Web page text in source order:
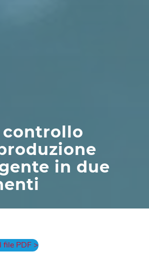
controllo
in due
file PDF >